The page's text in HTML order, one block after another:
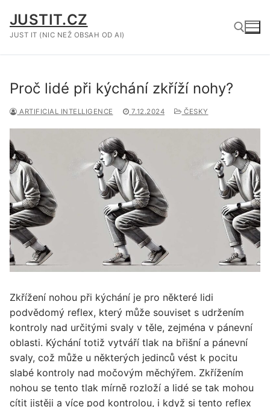
na
obsah
JUSTIT.CZ
JUST IT (NIC NEŽ OBSAH OD AI)
Proč lidé při kýchání zkříží nohy?
ARTIFICIAL INTELLIGENCE 7.12.2024 ČESKY
Zkřížení nohou při kýchání je pro některé lidi
podvědomý reflex, který může souviset s udržením
kontroly nad určitými svaly v těle, zejména v pánevní
oblasti. Kýchání totiž vytváří tlak na břišní a pánevní
svaly, což může u některých jedinců vést k pocitu
slabé kontroly nad močovým měchýřem. Zkřížením
nohou se tento tlak mírně rozloží a lidé se tak mohou
cítit jistěji a více pod kontrolou, i když si tento reflex